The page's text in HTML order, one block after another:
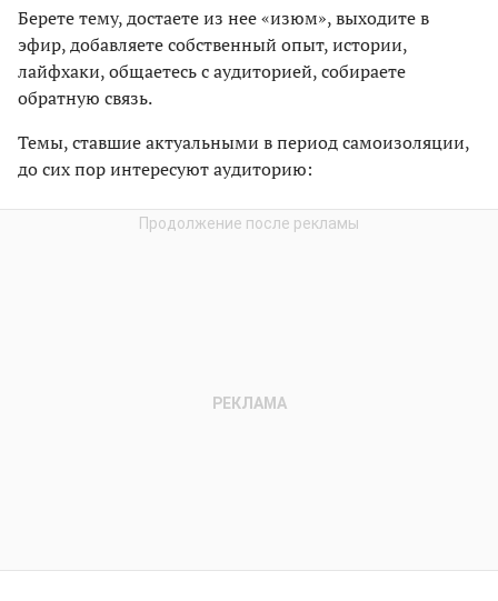
Берете тему, достаете из нее «изюм», выходите в
эфир, добавляете собственный опыт, истории,
лайфхаки, общаетесь с аудиторией, собираете
обратную связь.
Темы, ставшие актуальными в период самоизоляции,
до сих пор интересуют аудиторию: